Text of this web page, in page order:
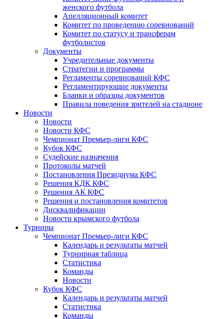
женского футбола
Апелляционный комитет
Комитет по проведению соревнований
Комитет по статусу и трансферам
футболистов
Документы
Учредительные документы
Стратегии и программы
Регламенты соревнований КФС
Регламентирующие документы
Бланки и образцы документов
Правила поведения зрителей на стадионе
Новости
Новости
Новости КФС
Чемпионат Премьер-лиги КФС
Кубок КФС
Судейские назначения
Протоколы матчей
Постановления Президиума КФС
Решения КДК КФС
Решения АК КФС
Решения и постановления комитетов
Дисквалификации
Новости крымского футбола
Турниры
Чемпионат Премьер-лиги КФС
Календарь и результаты матчей
Турнирная таблица
Статистика
Команды
Новости
Кубок КФС
Календарь и результаты матчей
Статистика
Команды